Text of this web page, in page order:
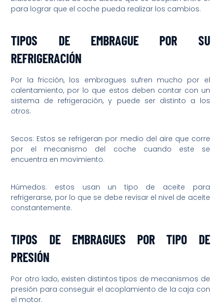
para lograr que el coche pueda realizar los cambios.
TIPOS DE EMBRAGUE POR SU
REFRIGERACIÓN
Por la fricción, los embragues sufren mucho por el
calentamiento, por lo que estos deben contar con un
sistema de refrigeración, y puede ser distinto a los
otros.
Secos: Estos se refrigeran por medio del aire que corre
por el mecanismo del coche cuando este se
encuentra en movimiento.
Húmedos: estos usan un tipo de aceite para
refrigerarse, por lo que se debe revisar el nivel de aceite
constantemente.
TIPOS DE EMBRAGUES POR TIPO DE
PRESIÓN
Por otro lado, existen distintos tipos de mecanismos de
presión para conseguir el acoplamiento de la caja con
el motor.